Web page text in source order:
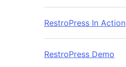
RestroPress In Action
RestroPress Demo